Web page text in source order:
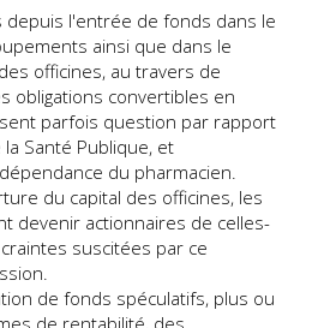
depuis l'entrée de fonds dans le
ainsi que dans le
officines, au travers de
obligations convertibles en
parfois question par rapport
Santé Publique, et
du pharmacien.
du capital des officines, les
devenir actionnaires de celles-
suscitées par ce
de fonds spéculatifs, plus ou